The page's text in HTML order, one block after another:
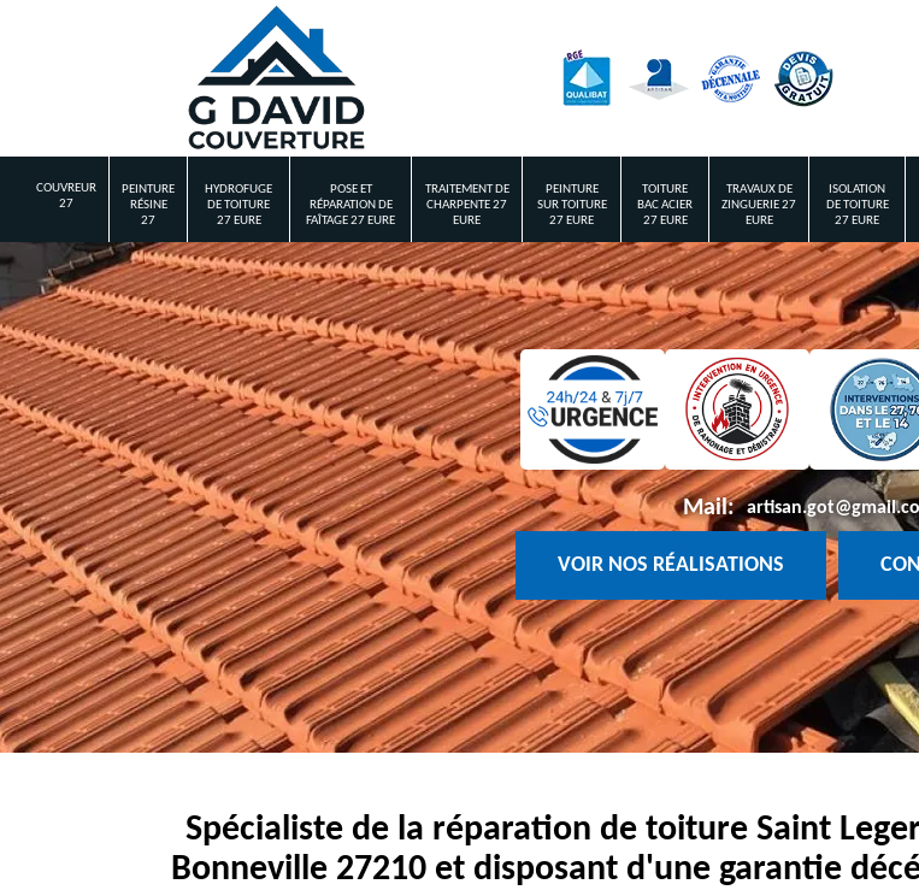
COUVREUR
27
PEINTURE
RÉSINE
27
HYDROFUGE
DE TOITURE
27 EURE
POSE ET
RÉPARATION DE
FAÎTAGE 27 EURE
TRAITEMENT DE
CHARPENTE 27
EURE
PEINTURE
SUR TOITURE
27 EURE
TOITURE
BAC ACIER
27 EURE
TRAVAUX DE
ZINGUERIE 27
EURE
ISOLATION
DE TOITURE
27 EURE
Mail:
VOIR NOS RÉALISATIONS
Spécialiste de la réparation de toiture Saint
Bonneville 27210 et disposant d'une garantie